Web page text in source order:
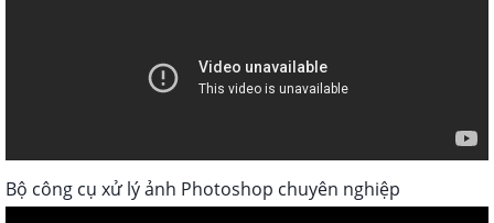
Bộ công cụ xử lý ảnh Photoshop chuyên nghiệp